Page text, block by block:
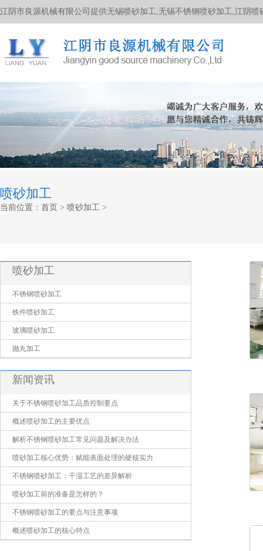
江阴市良源机械有限公司提供无锡喷砂加工,无锡不锈钢喷砂加工,江阴
喷砂加工
当前位置： 首页 > 喷砂加工 >
喷砂加工
不锈钢喷砂加工
铁件喷砂加工
玻璃喷砂加工
抛丸加工
新闻资讯
关于不锈钢喷砂加工品质控制要点
概述喷砂加工的主要优点
解析不锈钢喷砂加工常见问题及解决办法
喷砂加工核心优势：赋能表面处理的硬核实力
不锈钢喷砂加工：干湿工艺的差异解析
喷砂加工前的准备是怎样的？
不锈钢喷砂加工的要点与注意事项
概述喷砂加工的核心特点